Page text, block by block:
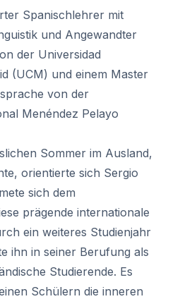
Spanischlehrer mit
und Angewandter
der Universidad
(UCM) und einem Master
von der
Menéndez Pelayo
Sommer im Ausland,
orientierte sich Sergio
sich dem
prägende internationale
ein weiteres Studienjahr
ihn in seiner Berufung als
Studierende. Es
Schülern die inneren